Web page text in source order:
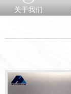
关于我们